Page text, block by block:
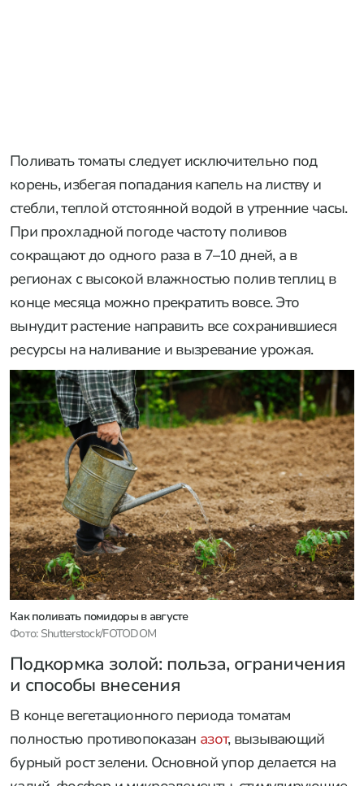
Поливать томаты следует исключительно под
корень, избегая попадания капель на листву и
стебли, теплой отстоянной водой в утренние часы.
При прохладной погоде частоту поливов
сокращают до одного раза в 7–10 дней, а в
регионах с высокой влажностью полив теплиц в
конце месяца можно прекратить вовсе. Это
вынудит растение направить все сохранившиеся
ресурсы на наливание и вызревание урожая.
Как поливать помидоры в августе
Фото: Shutterstock/FOTODOM
Подкормка золой: польза, ограничения
и способы внесения
В конце вегетационного периода томатам
полностью противопоказан азот, вызывающий
бурный рост зелени. Основной упор делается на